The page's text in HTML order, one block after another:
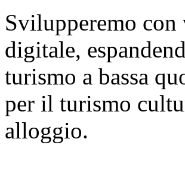
Svilupperemo
digitale,
turismo a bassa
per il turismo
alloggio.